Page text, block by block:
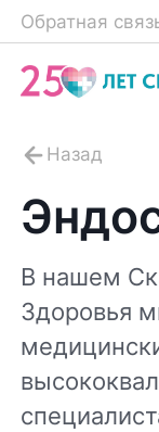
Обратная
В нашем
Здоровья